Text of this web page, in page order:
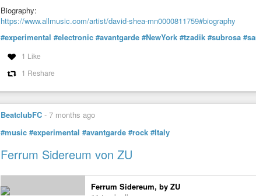
Biography:
https://www.allmusic.com/artist/david-shea-mn0000811759#biography
#experimental #electronic #avantgarde #NewYork #tzadik #subrosa
1 Like
1 Reshare
BeatclubFC - 7 months ago
#music #experimental #avantgarde #rock #Italy
Ferrum Sidereum von ZU
Ferrum Sidereum, by ZU